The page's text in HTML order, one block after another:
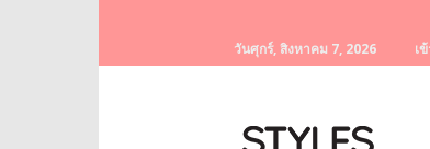
วันศุกร์, สิงหาคม 7, 2026 เ